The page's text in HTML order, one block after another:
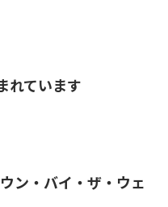
れています
ン・バイ・ザ・ウェ